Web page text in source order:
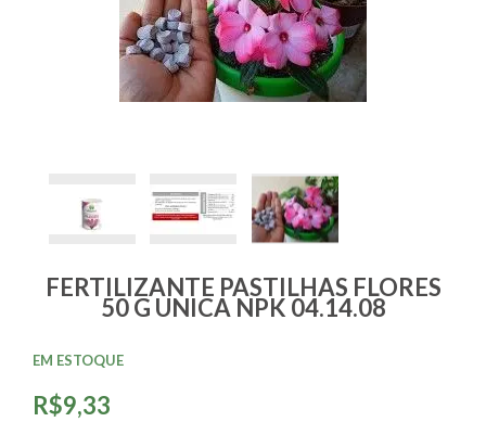
FERTILIZANTE PASTILHAS FLORES
50 G UNICA NPK 04.14.08
R$9,33
EM ESTOQUE